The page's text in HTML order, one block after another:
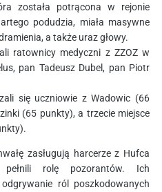
została potrącona w rejonie
podudzia, miała masywne
a także uraz głowy.
ratownicy medyczni z ZZOZ w
pan Tadeusz Dubel, pan Piotr
się uczniowie z Wadowic (66
(65 punkty), a trzecie miejsce
zasługują harcerze z Hufca
rolę pozorantów. Ich
ról poszkodowanych